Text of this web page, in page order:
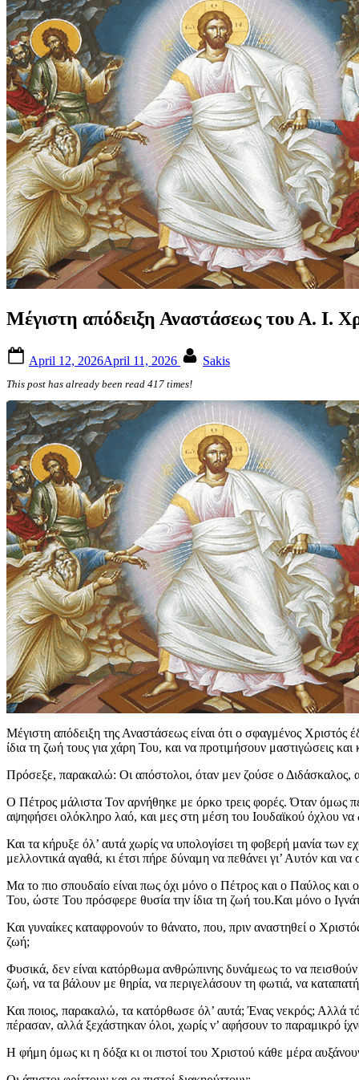
Μέγιστη απόδειξη Αναστάσεως του Α. Ι.
on
April 12, 2026April 11, 2026 Sakis
This post has already been read 417 times!
Μέγιστη απόδειξη της Αναστάσεως είναι ότι ο σφαγμένος Χριστός
ίδια τη ζωή τους για χάρη Του, και να προτιμήσουν μαστιγώσεις
Πρόσεξε, παρακαλώ: Οι απόστολοι, όταν μεν ζούσε ο Διδάσκαλος,
Ο Πέτρος μάλιστα Τον αρνήθηκε με όρκο τρεις φορές. Όταν όμως
αψηφήσει ολόκληρο λαό, και μες στη μέση του Ιουδαϊκού όχλου να
Και τα κήρυξε όλ’ αυτά χωρίς να υπολογίσει τη φοβερή μανία των
μελλοντικά αγαθά, κι έτσι πήρε δύναμη να πεθάνει γι’ Αυτόν και
Μα το πιο σπουδαίο είναι πως όχι μόνο ο Πέτρος και ο Παύλος και
Του, ώστε Του πρόσφερε θυσία την ίδια τη ζωή του.Και μόνο ο
Και γυναίκες καταφρονούν το θάνατο, που, πριν αναστηθεί ο
ζωή;
Φυσικά, δεν είναι κατόρθωμα ανθρώπινης δυνάμεως το να
ζωή, να τα βάλουν με θηρία, να περιγελάσουν τη φωτιά, να
Και ποιος, παρακαλώ, τα κατόρθωσε όλ’ αυτά; Ένας νεκρός; Αλλά
πέρασαν, αλλά ξεχάστηκαν όλοι, χωρίς ν’ αφήσουν το παραμικρό
Η φήμη όμως κι η δόξα κι οι πιστοί του Χριστού κάθε μέρα